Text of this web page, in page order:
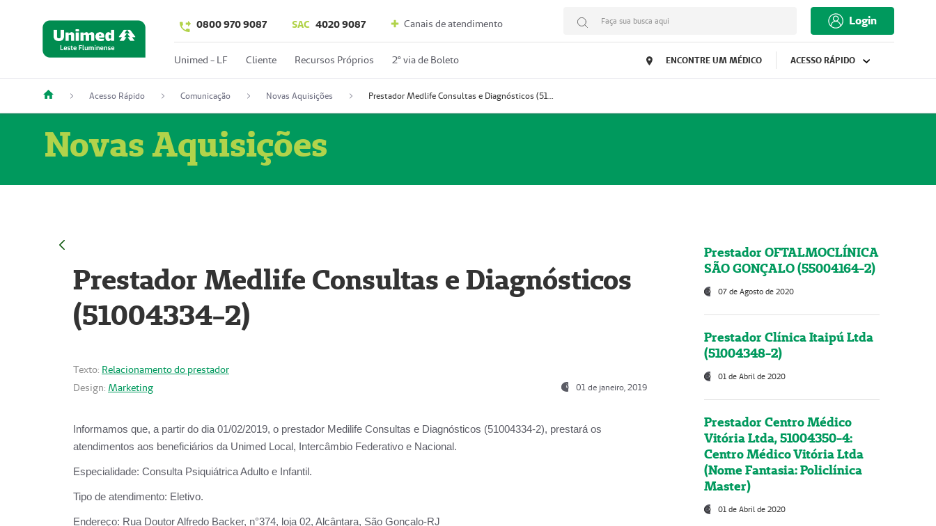
0800 970 9087 SAC 4020 9087 Canais de atendimento Faça sua busca aqui Login
Unimed - LF Cliente Recursos Próprios 2º via de Boleto ENCONTRE UM MÉDICO ACESSO RÁPIDO
Acesso Rápido Comunicação Novas Aquisições Prestador Medlife Consultas e Diagnósticos (51004334-2)
Novas Aquisições
Prestador Medlife Consultas e Diagnósticos
(51004334-2)
Texto: Relacionamento do prestador
Design: Marketing 01 de janeiro, 2019
Informamos que, a partir do dia 01/02/2019, o prestador Medilife Consultas e Diagnósticos (51004334-2), prestará os
atendimentos aos beneficiários da Unimed Local, Intercâmbio Federativo e Nacional.
Especialidade: Consulta Psiquiátrica Adulto e Infantil.
Tipo de atendimento: Eletivo.
Endereço: Rua Doutor Alfredo Backer, n°374, loja 02, Alcântara, São Gonçalo-RJ
Prestador OFTALMOCLÍNICA
SÃO GONÇALO (55004164-2)
07 de Agosto de 2020
Prestador Clínica Itaipú Ltda
(51004348-2)
01 de Abril de 2020
Prestador Centro Médico
Vitória Ltda, 51004350-4:
Centro Médico Vitória Ltda
(Nome Fantasia: Policlínica
Master)
01 de Abril de 2020